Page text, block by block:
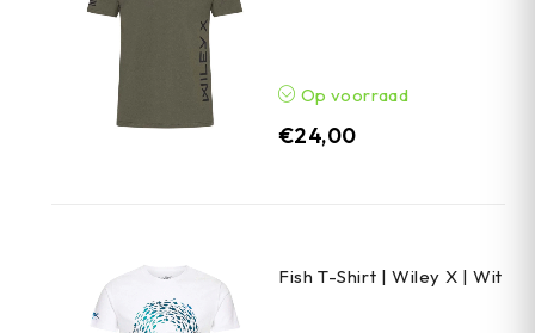
Op voorraad
€24,00
Fish T-Shirt | Wiley X | Wit